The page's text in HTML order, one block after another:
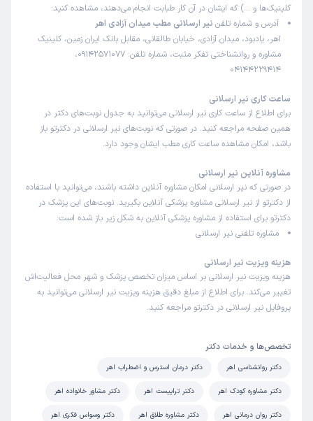
این پزشک را پیشنهاد میکنم
زمان انتظار:0-15 دقیقه
حس خوبی گرفتم و قرار شد جلسات رو ادامه بدم
نیر ارسلانی (
1405/02/29 - 23:05
ممنون🙏🌺
منوچهر
نوبت مطب از دکترتو
1403/06/27
این پزشک را پیشنهاد میکنم
مشکلات خانوادگی
این پزشک را پیشنهاد میکنم
من و همسرم سر یک سری مسائل اختلاف نظر داشتیم که با
کلینیک‌ها و …) که ایشان در آن کار طبابت انجام می‌دهند، مشاهده کنید:
آدرس و شماره تلفن نیر ارسلانی مطب میدان آزادی اهر
اهر، یادبود، میدان آزادی، خیابان طالقانی، مقابل بانک ایران زمین، کلینیک
مشاوره و روانشناختی تفکر مثبت، شماره تلفن: 09142571077،
04144229414
ساعت کاری نیر ارسلانی
برای اطلاع از ساعت کاری نیر ارسلانی می‌توانید به جدول نوبت‌های دکتر در
همین صفحه مراجعه کنید. در صورتی که نوبت‌های نیر ارسلانی در دکترتو باز
باشد، امکان مشاهده ساعت کاری مطب ایشان وجود دارد.
مشاوره آنلاین نیر ارسلانی
در صورتی که نیر ارسلانی امکان مشاوره آنلاین داشته باشند، می‌توانید با استفاده
از دکترتو از نیر ارسلانی مشاوره پزشکی آنلاین بگیرید. نوبت‌های این پزشک در
دکترتو برای استفاده از مشاوره پزشکی آنلاین به شکل زیر باز شده است:
مشاوره تلفنی نیر ارسلانی
هزینه ویزیت نیر ارسلانی
هزینه ویزیت نیر ارسلانی بر اساس میزان تخصص پزشک و شهر محل فعالیت‌اش
تغییر می‌کند. برای اطلاع از مبلغ دقیق هزینه ویزیت نیر ارسلانی می‌توانید به
پروفایل نیر ارسلانی در دکترتو مراجعه کنید.
تخصص‌ها و خدمات دکتر
دکتر روانشناسی اهر دکتر درمان استرس و اضطراب اهر
دکتر مشاوره کودک اهر دکتر تراپیست اهر دکتر مشاور خانواده اهر
دکتر روان درمانی اهر دکتر مشاوره طلاق اهر دکتر وسواس فکری اهر